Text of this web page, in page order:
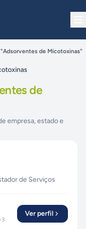
de Micotoxinas"
de
empresa, estado e
de Serviços
3
Ver perfil